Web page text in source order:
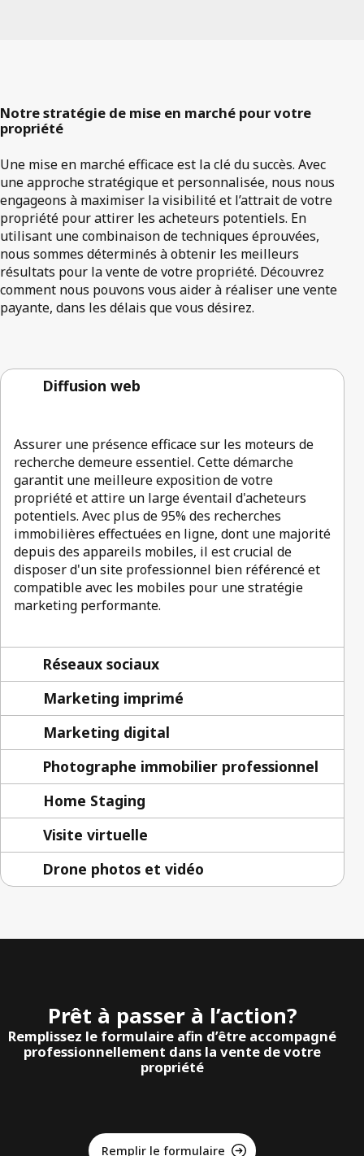
Notre stratégie de mise en marché pour votre
propriété
Une mise en marché efficace est la clé du succès. Avec
une approche stratégique et personnalisée, nous nous
engageons à maximiser la visibilité et l’attrait de votre
propriété pour attirer les acheteurs potentiels. En
utilisant une combinaison de techniques éprouvées,
nous sommes déterminés à obtenir les meilleurs
résultats pour la vente de votre propriété. Découvrez
comment nous pouvons vous aider à réaliser une vente
payante, dans les délais que vous désirez.
Diffusion web
Assurer une présence efficace sur les moteurs de
recherche demeure essentiel. Cette démarche
garantit une meilleure exposition de votre
propriété et attire un large éventail d'acheteurs
potentiels. Avec plus de 95% des recherches
immobilières effectuées en ligne, dont une majorité
depuis des appareils mobiles, il est crucial de
disposer d'un site professionnel bien référencé et
compatible avec les mobiles pour une stratégie
marketing performante.
Réseaux sociaux
Marketing imprimé
Marketing digital
Photographe immobilier professionnel
Home Staging
Visite virtuelle
Drone photos et vidéo
Prêt à passer à l’action?
Remplissez le formulaire afin d’être accompagné
professionnellement dans la vente de votre
propriété
Remplir le formulaire